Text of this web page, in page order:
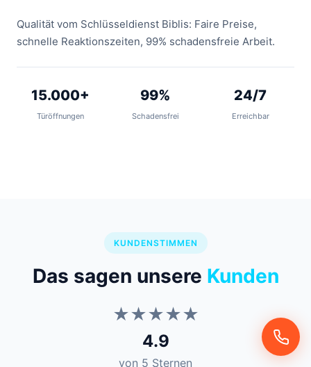
Qualität vom Schlüsseldienst Biblis: Faire Preise,
schnelle Reaktionszeiten, 99% schadensfreie Arbeit.
15.000+
Türöffnungen
99%
Schadensfrei
24/7
Erreichbar
KUNDENSTIMMEN
Das sagen unsere Kunden
★★★★★
4.9
von 5 Sternen